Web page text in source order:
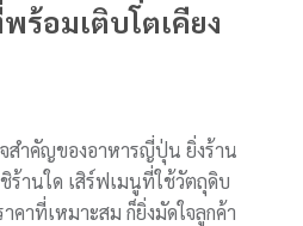
ร้อมเติบโตเคียง
สำคัญของอาหารญี่ปุ่น ยิ่งร้าน
านใด เสิร์ฟเมนูที่ใช้วัตถุดิบ
าที่เหมาะสม ก็ยิ่งมัดใจลูกค้า